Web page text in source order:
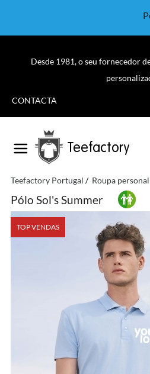
Desde 1981, o seu fornecedor
CONTACTA
Teefactory
Teefactory Portugal Roupa
Pólo Sol's Summer
TOP VENDAS